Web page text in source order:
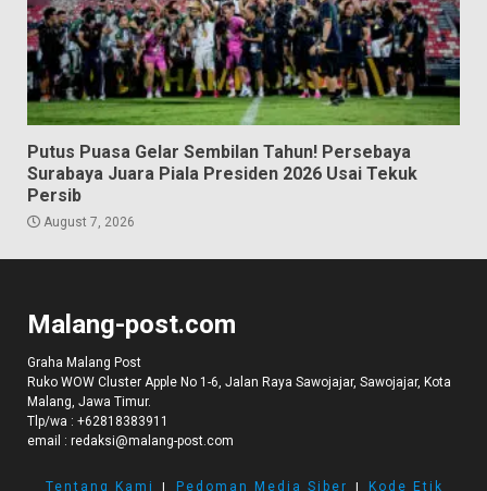
Putus Puasa Gelar Sembilan Tahun! Persebaya
Surabaya Juara Piala Presiden 2026 Usai Tekuk
Persib
August 7, 2026
Malang-post.com
Graha Malang Post
Ruko WOW Cluster Apple No 1-6, Jalan Raya Sawojajar, Sawojajar, Kota
Malang, Jawa Timur.
Tlp/wa : +62818383911
email : redaksi@malang-post.com
Tentang Kami I Pedoman Media Siber I Kode Etik